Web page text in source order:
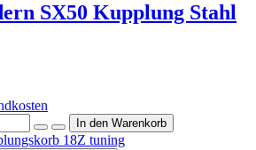
SX50 Kupplung Stahl